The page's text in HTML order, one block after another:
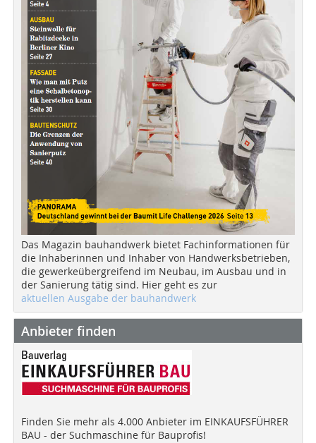
Das Magazin bauhandwerk bietet Fachinformationen für
die Inhaberinnen und Inhaber von Handwerksbetrieben,
die gewerkeübergreifend im Neubau, im Ausbau und in
der Sanierung tätig sind. Hier geht es zur
aktuellen Ausgabe der bauhandwerk
Anbieter finden
Finden Sie mehr als 4.000 Anbieter im EINKAUFSFÜHRER
BAU - der Suchmaschine für Bauprofis!